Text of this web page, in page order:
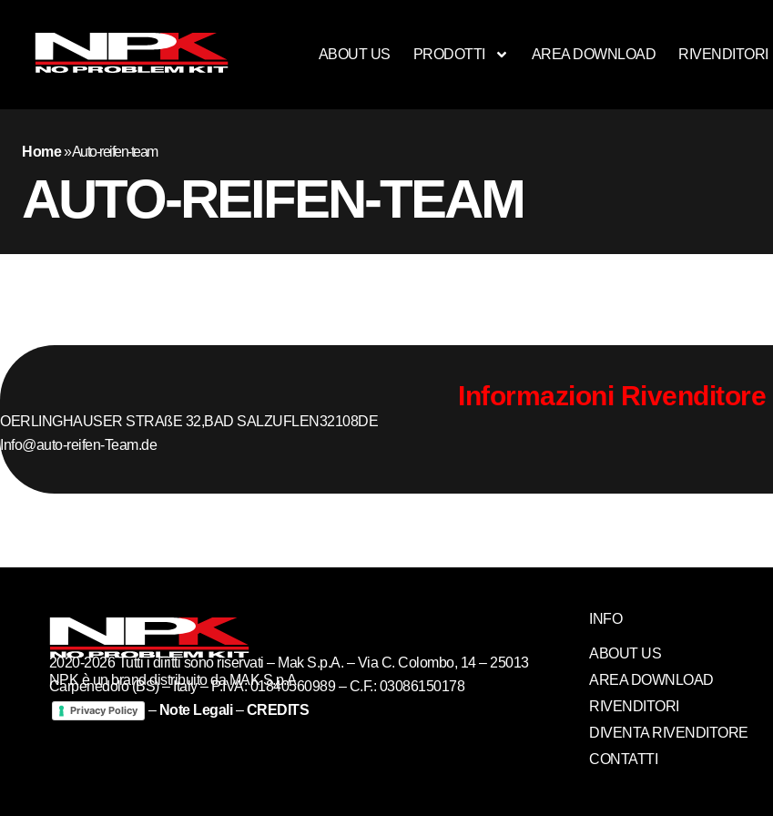
ABOUT US PRODOTTI AREA DOWNLOAD RIVENDITORI
Home»Auto-reifen-team
AUTO-REIFEN-TEAM
Informazioni Rivenditore
OERLINGHAUSER STRAßE 32,BAD SALZUFLEN32108DE
Info@auto-reifen-Team.de
NPK è un brand distribuito da MAK S.p.A
2020-2026 Tutti i diritti sono riservati – Mak S.p.A. – Via C. Colombo, 14 – 25013
Carpenedolo (BS) – Italy – P.IVA: 01840560989 – C.F.: 03086150178
Privacy Policy – Note Legali–CREDITS
INFO
ABOUT US
AREA DOWNLOAD
RIVENDITORI
DIVENTA RIVENDITORE
CONTATTI